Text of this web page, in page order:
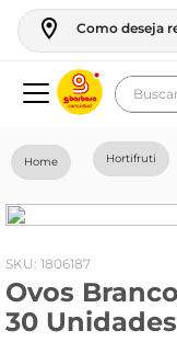
Como deseja
Hortifruti
: 1806187
Ovos
30 Unidades
geladeira
fogao
café
cerveja